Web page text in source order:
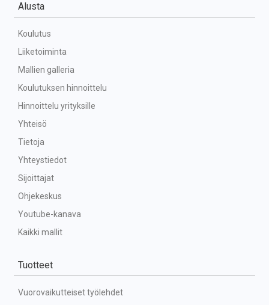
Alusta
Koulutus
Liiketoiminta
Mallien galleria
Koulutuksen hinnoittelu
Hinnoittelu yrityksille
Yhteisö
Tietoja
Yhteystiedot
Sijoittajat
Ohjekeskus
Youtube-kanava
Kaikki mallit
Tuotteet
Vuorovaikutteiset työlehdet